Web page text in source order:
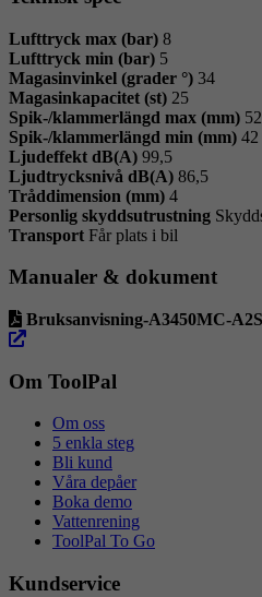
Lufttryck max (bar) 8
Lufttryck min (bar) 5
Magasinvinkel (grader °) 34
Magasinkapacitet (st) 25
Spik-/klammerlängd max (mm) 52
Spik-/klammerlängd min (mm) 42
Ljudeffekt dB(A) 99,5
Ljudtrycksnivå dB(A) 86,5
Tråddimension (mm) 4
Personlig skyddsutrustning
Transport Får plats i bil
Manualer & dokument
Bruksanvisning-A3450MC-
Om ToolPal
Om oss
5 enkla steg
Bli kund
Våra depåer
Boka demo
Vattenrening
ToolPal To Go
Kundservice